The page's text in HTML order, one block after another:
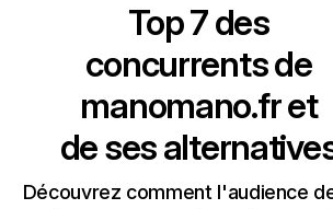
Top 7 des
concurrents de
manomano.fr et
de ses
Découvrez comment l'audience